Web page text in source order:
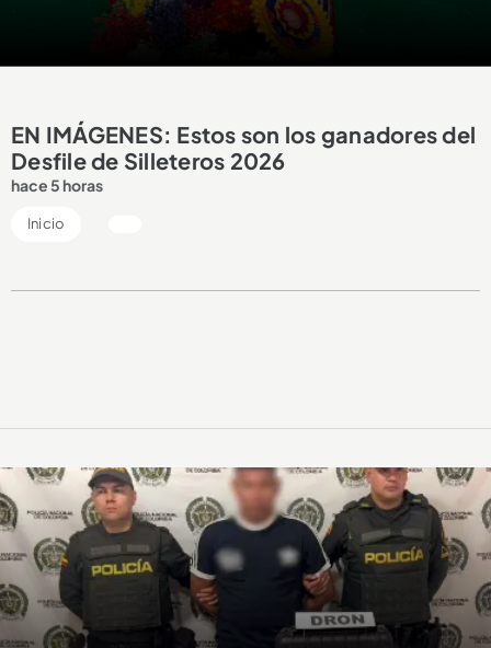
EN IMÁGENES: Estos son los ganadores del
Desfile de Silleteros 2026
hace 5 horas
Inicio